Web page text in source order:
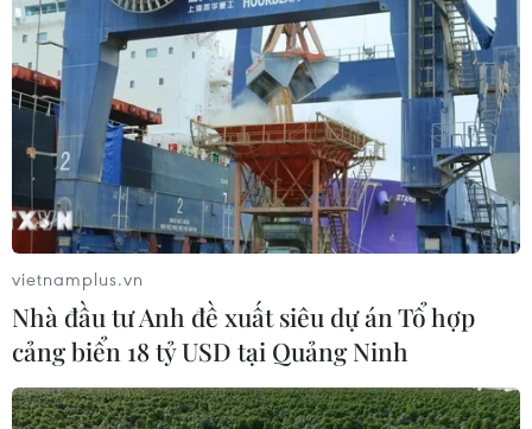
Doanh nghiệp Trung Quốc đánh giá
cao triển vọng hợp tác cơ giới hóa
nông nghiệp với Việt Nam
06/08/2026 04:14
Xem thêm
CƠ QUAN CHỦ QUẢN: THÔNG TẤN XÃ VIỆT NAM
Tổng Biên tập: TRẦN TIẾN DUẨN
vietnamplus.vn
Nhà đầu tư Anh đề xuất siêu dự án Tổ hợp
cảng biển 18 tỷ USD tại Quảng Ninh